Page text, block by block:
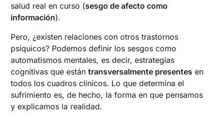
salud real en curso (sesgo de afecto como
información).
Pero, ¿existen relaciones con otros trastornos
psíquicos? Podemos definir los sesgos como
automatismos mentales, es decir, estrategias
cognitivas que estántransversalmente presentes en
todos los cuadros clínicos. Lo que determina el
sufrimiento es, de hecho, la forma en que pensamos
y explicamos la realidad.